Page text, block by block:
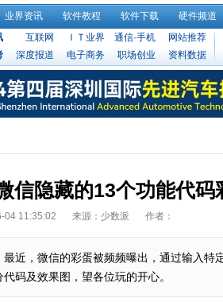
业界资讯 软件教程 软件下载 硬件频道
互联网 ＩＴ业界 通信·手机
网站推荐
深度报道 电子商务 职场创业 资料数据
信隐藏的13个功能代码
04 11:35:02 来源：少数派 作者：
近，微信的彩蛋被频频曝出，通过输入特
码及效果图，望各位玩的开心。